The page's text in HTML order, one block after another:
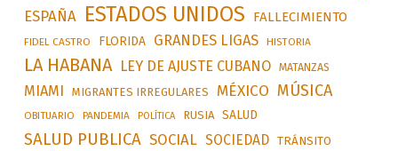
ESPAÑA ESTADOS UNIDOS FALLECIMIENTO
FIDEL CASTRO FLORIDA GRANDES LIGAS HISTORIA
LA HABANA LEY DE AJUSTE CUBANO MATANZAS
MIAMI MIGRANTES IRREGULARES MÉXICO MÚSICA
OBITUARIO PANDEMIA POLÍTICA RUSIA SALUD
SALUD PUBLICA SOCIAL SOCIEDAD TRÁNSITO